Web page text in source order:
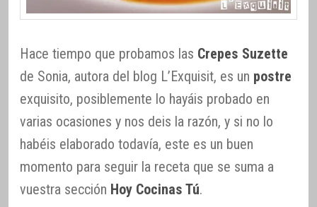
Hace tiempo que probamos las Crepes Suzette
de Sonia, autora del blog L’Exquisit, es un postre
exquisito, posiblemente lo hayáis probado en
varias ocasiones y nos deis la razón, y si no lo
habéis elaborado todavía, este es un buen
momento para seguir la receta que se suma a
vuestra sección Hoy Cocinas Tú.